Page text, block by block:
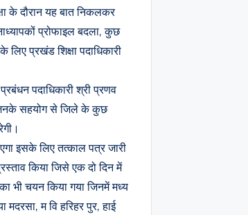
के दौरान यह बात निकलकर
प्रोफाइल बदला, कुछ
प्रखंड शिक्षा पदाधिकारी
पदाधिकारी श्री प्रणव
सहयोग से जिले के कुछ
इसके लिए तत्काल पत्र जारी
किया जिसे एक दो दिन में
भी चयन किया गया जिनमें मध्य
मदरसा, म वि हरिहर पुर, हाई